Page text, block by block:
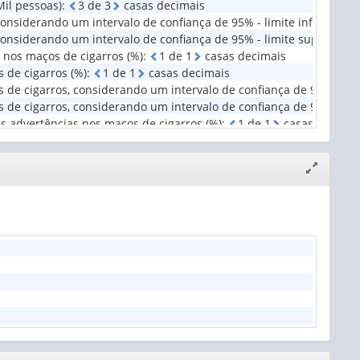
pessoas): 3 de 3
casas decimais
um intervalo de confiança de 95% - limite inferior
um intervalo de confiança de 95% - limite superior
maços de cigarros (%): 1 de 1
casas decimais
de cigarros (%): 1 de 1
casas decimais
cigarros, considerando um intervalo de confiança de 95% -
cigarros, considerando um intervalo de confiança de 95% -
nos maços de cigarros (%): 1 de 1 casas
janela